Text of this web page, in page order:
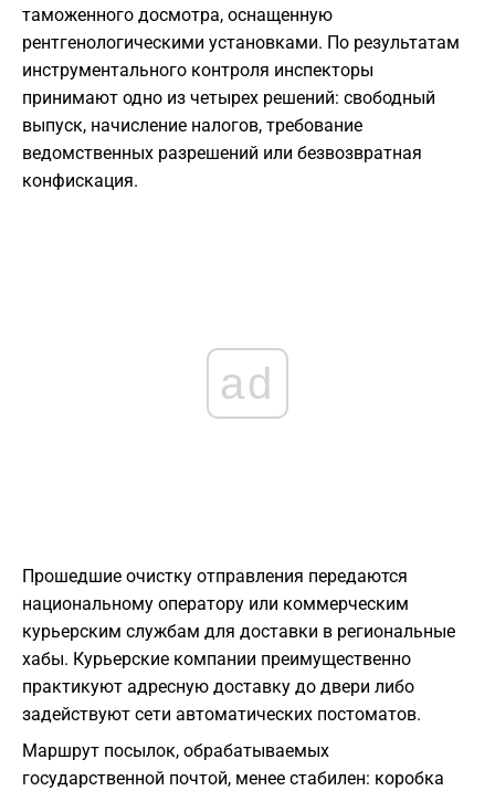
таможенного досмотра, оснащенную
рентгенологическими установками. По результатам
инструментального контроля инспекторы
принимают одно из четырех решений: свободный
выпуск, начисление налогов, требование
ведомственных разрешений или безвозвратная
конфискация.
ad
Прошедшие очистку отправления передаются
национальному оператору или коммерческим
курьерским службам для доставки в региональные
хабы. Курьерские компании преимущественно
практикуют адресную доставку до двери либо
задействуют сети автоматических постоматов.
Маршрут посылок, обрабатываемых
государственной почтой, менее стабилен: коробка